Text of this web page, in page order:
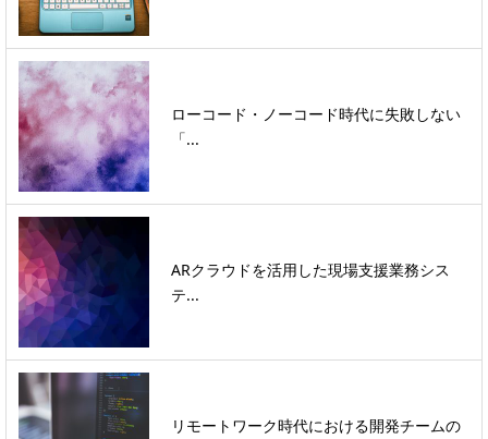
ローコード・ノーコード時代に失敗しない
「...
ARクラウドを活用した現場支援業務シス
テ...
リモートワーク時代における開発チームの